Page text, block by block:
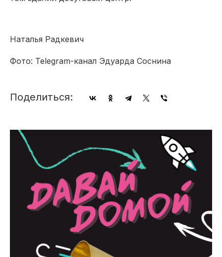
Наталья Радкевич
Фото: Telegram-канал Эдуарда Соснина
Поделиться: